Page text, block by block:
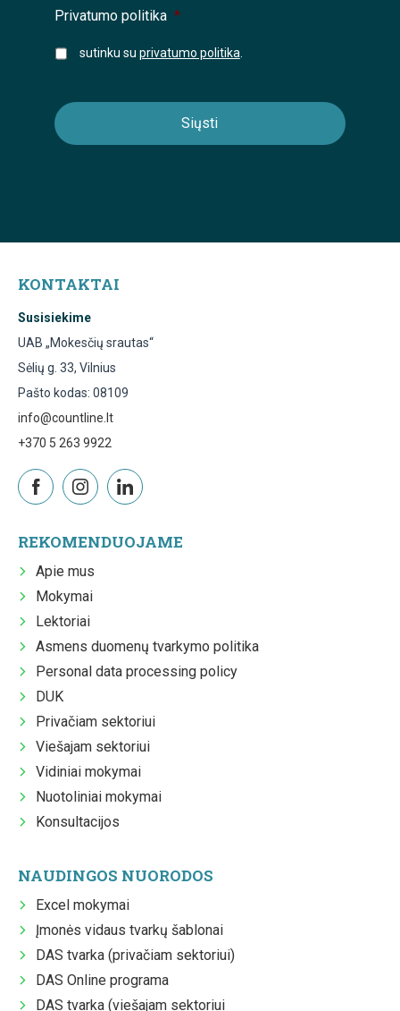
Privatumo politika *
sutinku su privatumo politika
KONTAKTAI
Susisiekime
UAB „Mokesčių srautas“
Sėlių g. 33, Vilnius
Pašto kodas: 08109
info@countline.lt
+370 5 263 9922
REKOMENDUOJAME
Apie mus
Mokymai
Lektoriai
Asmens duomenų tvarkymo politika
Personal data processing policy
DUK
Privačiam sektoriui
Viešajam sektoriui
Vidiniai mokymai
Nuotoliniai mokymai
Konsultacijos
NAUDINGOS NUORODOS
Excel mokymai
Įmonės vidaus tvarkų šablonai
DAS tvarka (privačiam sektoriui)
DAS Online programa
DAS tvarka (viešajam sektoriui